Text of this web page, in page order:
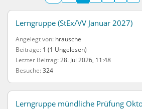
Lerngruppe (StEx/VV Januar 2027)
Angelegt von hrausche
Beiträge 1 (1 Ungelesen)
Letzter Beitrag 28. Jul 2026, 11:48
Besuche 324
Lerngruppe mündliche Prüfung